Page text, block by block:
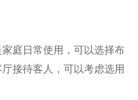
庭日常使用，可以选择布
接待客人，可以考虑选用